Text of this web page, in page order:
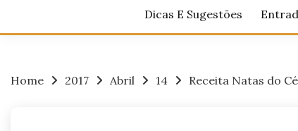
Dicas E Sugestões
Home 2017 Abril 14 Receita Natas do